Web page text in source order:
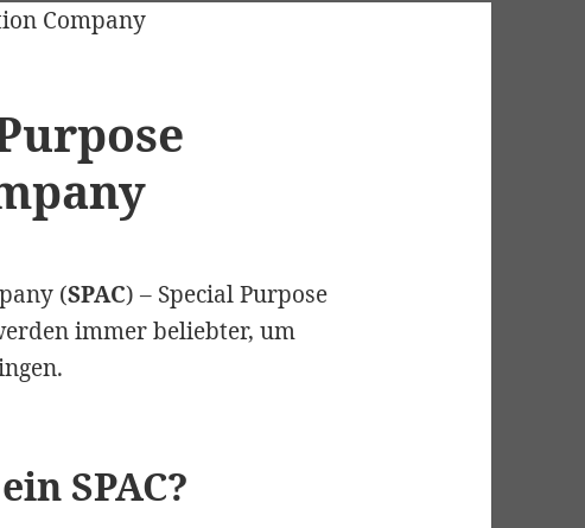
(SPAC) – Special Purpose
immer beliebter, um
SPAC?